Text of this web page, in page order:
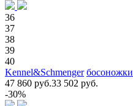
36
37
38
39
40
Kennel&Schmenger босоножки
47 860 руб.33 502 руб.
-30%